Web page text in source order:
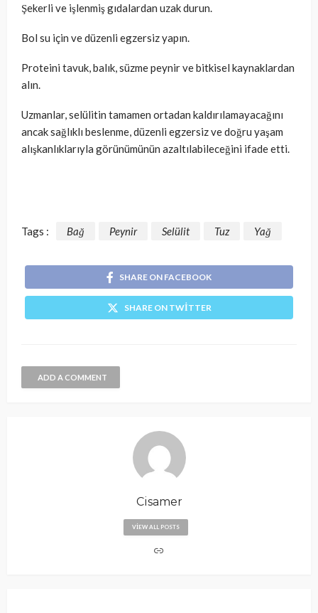
Şekerli ve işlenmiş gıdalardan uzak durun.
Bol su için ve düzenli egzersiz yapın.
Proteini tavuk, balık, süzme peynir ve bitkisel kaynaklardan
alın.
Uzmanlar, selülitin tamamen ortadan kaldırılamayacağını
ancak sağlıklı beslenme, düzenli egzersiz ve doğru yaşam
alışkanlıklarıyla görünümünün azaltılabileceğini ifade etti.
Tags : Bağ Peynir Selülit Tuz Yağ
SHARE ON FACEBOOK
SHARE ON TWITTER
ADD A COMMENT
Cisamer
VIEW ALL POSTS